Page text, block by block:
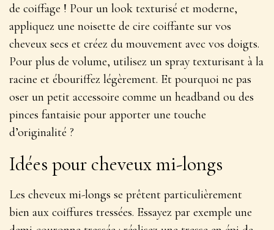
de coiffage ! Pour un look texturisé et moderne,
appliquez une noisette de cire coiffante sur vos
cheveux secs et créez du mouvement avec vos doigts.
Pour plus de volume, utilisez un spray texturisant à la
racine et ébouriffez légèrement. Et pourquoi ne pas
oser un petit accessoire comme un headband ou des
pinces fantaisie pour apporter une touche
d’originalité ?
Idées pour cheveux mi-longs
Les cheveux mi-longs se prêtent particulièrement
bien aux coiffures tressées. Essayez par exemple une